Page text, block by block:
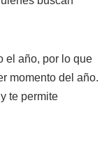
el año, por lo que
momento del año.
te permite